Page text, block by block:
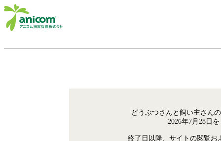
どうぶつさんと飼い主さん
2026年7月28日
終了日以降、サイトの閲覧お